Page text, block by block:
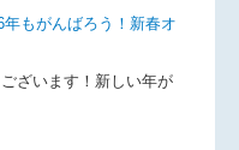
もがんばろう！新春オ
ざいます！新しい年が